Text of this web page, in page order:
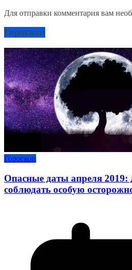
Для отправки комментария вам
Гороскоп
Гороскоп
Опасные даты апреля 2019:
соблюдать особую